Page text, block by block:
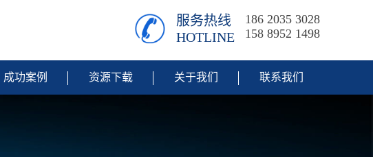
服务热线
HOTLINE
186 2035 3028
158 8952 1498
成功案例 资源下载 关于我们 联系我们